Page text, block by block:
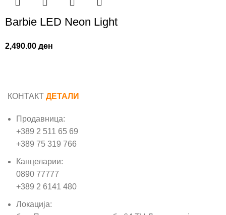
Barbie LED Neon Light
2,490.00ден
КОНТАКТ ДЕТАЛИ
Продавница:
+389 2 511 65 69
+389 75 319 766
Канцеларии:
0890 77777
+389 2 6141 480
Локација: